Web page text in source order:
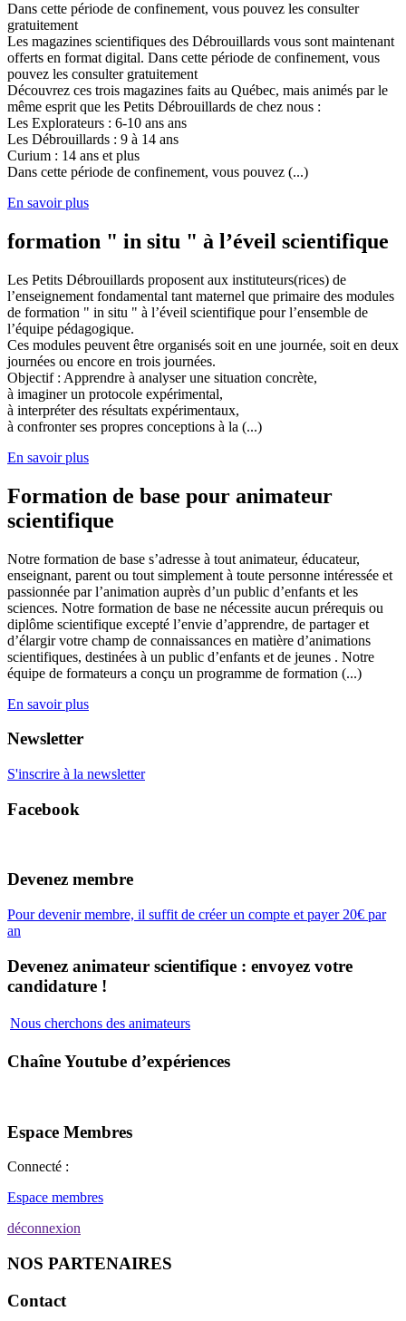
Dans cette période de confinement, vous pouvez les consulter
gratuitement
Les magazines scientifiques des Débrouillards vous sont maintenant
offerts en format digital. Dans cette période de confinement, vous
pouvez les consulter gratuitement
Découvrez ces trois magazines faits au Québec, mais animés par le
même esprit que les Petits Débrouillards de chez nous :
Les Explorateurs : 6-10 ans ans
Les Débrouillards : 9 à 14 ans
Curium : 14 ans et plus
Dans cette période de confinement, vous pouvez (...)
En savoir plus
formation " in situ " à l’éveil scientifique
Les Petits Débrouillards proposent aux instituteurs(rices) de
l’enseignement fondamental tant maternel que primaire des modules
de formation " in situ " à l’éveil scientifique pour l’ensemble de
l’équipe pédagogique.
Ces modules peuvent être organisés soit en une journée, soit en deux
journées ou encore en trois journées.
Objectif : Apprendre à analyser une situation concrète,
à imaginer un protocole expérimental,
à interpréter des résultats expérimentaux,
à confronter ses propres conceptions à la (...)
En savoir plus
Formation de base pour animateur
scientifique
Notre formation de base s’adresse à tout animateur, éducateur,
enseignant, parent ou tout simplement à toute personne intéressée et
passionnée par l’animation auprès d’un public d’enfants et les
sciences. Notre formation de base ne nécessite aucun prérequis ou
diplôme scientifique excepté l’envie d’apprendre, de partager et
d’élargir votre champ de connaissances en matière d’animations
scientifiques, destinées à un public d’enfants et de jeunes . Notre
équipe de formateurs a conçu un programme de formation (...)
En savoir plus
Newsletter
S'inscrire à la newsletter
Facebook
Devenez membre
Pour devenir membre, il suffit de créer un compte et payer 20€ par
an
Devenez animateur scientifique : envoyez votre
candidature !
Nous cherchons des animateurs
Chaîne Youtube d’expériences
Espace Membres
Connecté :
Espace membres
déconnexion
NOS PARTENAIRES
Contact